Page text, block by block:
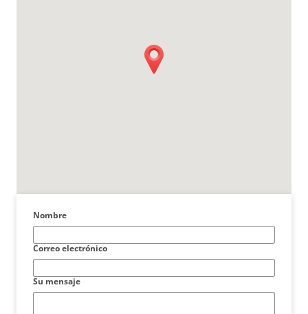
Nombre
Correo electrónico
Su mensaje